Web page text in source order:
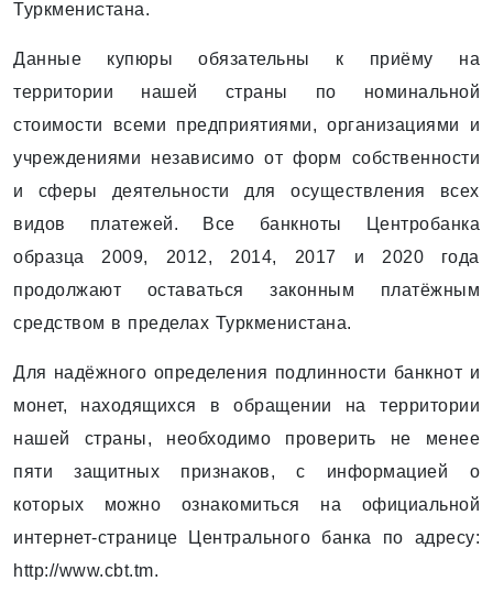
Туркменистана.
Данные купюры обязательны к приёму на
территории нашей страны по номинальной
стоимости всеми предприятиями, организациями и
учреждениями независимо от форм собственности
и сферы деятельности для осуществления всех
видов платежей. Все банкноты Центробанка
образца 2009, 2012, 2014, 2017 и 2020 года
продолжают оставаться законным платёжным
средством в пределах Туркменистана.
Для надёжного определения подлинности банкнот и
монет, находящихся в обращении на территории
нашей страны, необходимо проверить не менее
пяти защитных признаков, с информацией о
которых можно ознакомиться на официальной
интернет-странице Центрального банка по адресу:
http://www.cbt.tm.